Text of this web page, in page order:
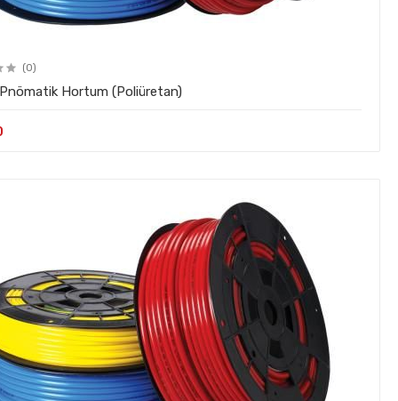
(0)
Hortum (Poliüretan)